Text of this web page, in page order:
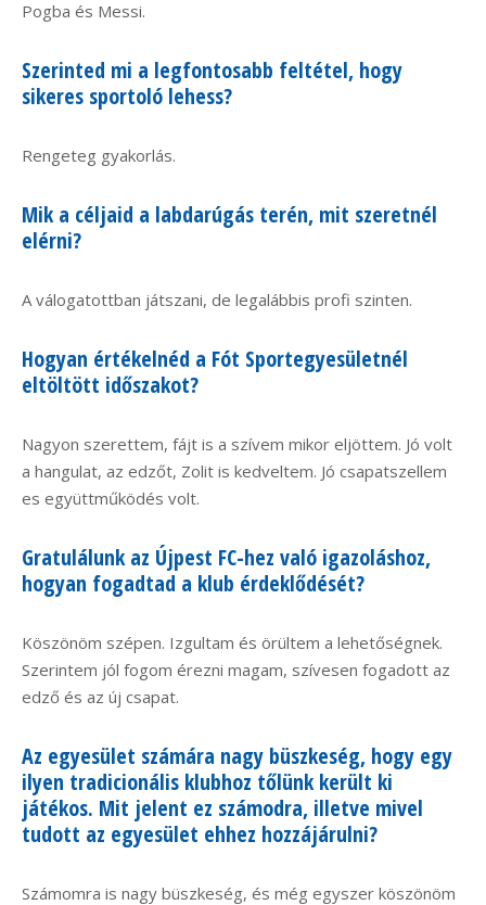
Pogba és Messi.
Szerinted mi a legfontosabb feltétel, hogy
sikeres sportoló lehess?
Rengeteg gyakorlás.
Mik a céljaid a labdarúgás terén, mit szeretnél
elérni?
A válogatottban játszani, de legalábbis profi szinten.
Hogyan értékelnéd a Fót Sportegyesületnél
eltöltött időszakot?
Nagyon szerettem, fájt is a szívem mikor eljöttem. Jó volt
a hangulat, az edzőt, Zolit is kedveltem. Jó csapatszellem
es együttműködés volt.
Gratulálunk az Újpest FC-hez való igazoláshoz,
hogyan fogadtad a klub érdeklődését?
Köszönöm szépen. Izgultam és örültem a lehetőségnek.
Szerintem jól fogom érezni magam, szívesen fogadott az
edző és az új csapat.
Az egyesület számára nagy büszkeség, hogy egy
ilyen tradicionális klubhoz tőlünk került ki
játékos. Mit jelent ez számodra, illetve mivel
tudott az egyesület ehhez hozzájárulni?
Számomra is nagy büszkeség, és még egyszer köszönöm